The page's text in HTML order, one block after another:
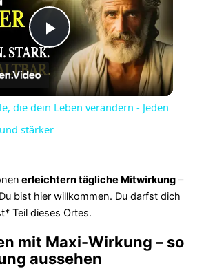
Play
Video
die dein Leben verändern - Jeden
stärker
erleichtern tägliche Mitwirkung –
bist hier willkommen. Du darfst dich
Teil dieses Ortes.
mit Maxi-Wirkung – so
aussehen